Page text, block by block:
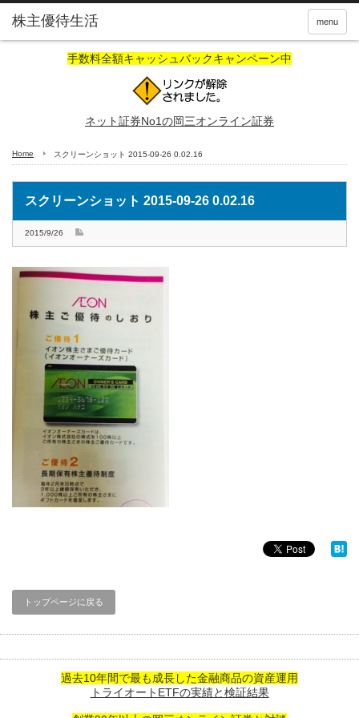
株主優待生活 menu
手数料全額キャッシュバックキャンペーン中
ネット証券No1の岡三オンライン証券
Home スクリーンショット 2015-09-26 0.02.16
スクリーンショット 2015-09-26 0.02.16
2015/9/26
トップページに戻る
過去10年間で最も成長した金融商品の資産運用
トライオートETFの実績と検証結果